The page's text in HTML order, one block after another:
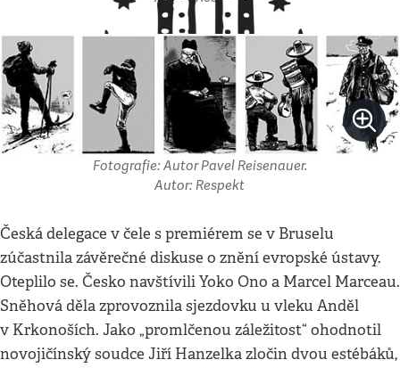
Fotografie: Autor Pavel Reisenauer.
Autor: Respekt
Česká delegace v čele s premiérem se v Bruselu
zúčastnila závěrečné diskuse o znění evropské ústavy.
Oteplilo se. Česko navštívili Yoko Ono a Marcel Marceau.
Sněhová děla zprovoznila sjezdovku u vleku Anděl
v Krkonoších. Jako „promlčenou záležitost“ ohodnotil
novojičínský soudce Jiří Hanzelka zločin dvou estébáků,